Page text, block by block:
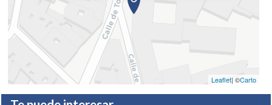
Leaflet| ©Carto